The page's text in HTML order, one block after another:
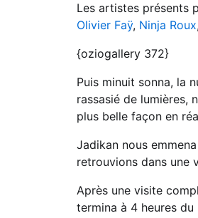
Les artistes présents
Olivier Faÿ, Ninja Roux,
{oziogallery 372}
Puis minuit sonna, la
rassasié de lumières,
plus belle façon en
Jadikan nous
retrouvions dans une
Après une visite
termina à 4 heures du